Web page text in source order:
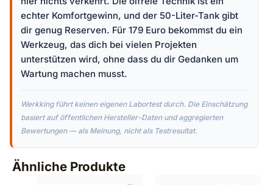
echter Komfortgewinn, und der 50-Liter-Tank gibt
dir genug Reserven. Für 179 Euro bekommst du ein
Werkzeug, das dich bei vielen Projekten
unterstützen wird, ohne dass du dir Gedanken um
Wartung machen musst.
Werkking führt keinen eigenen Labortest durch. Die Einschätzung
basiert auf öffentlichen Hersteller-Daten und aggregierten
Bewertungen — als Meinung, nicht als Testresultat.
Ähnliche Produkte